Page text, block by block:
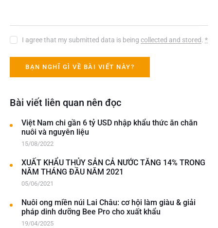
I agree that my submitted data is beingcollected and stored.*
Bài viết liên quan nên đọc
Việt Nam chi gần 6 tỷ USD nhập khẩu thức ăn chăn
nuôi và nguyên liệu
15/08/2022
XUẤT KHẨU THỦY SẢN CẢ NƯỚC TĂNG 14% TRONG
NĂM THÁNG ĐẦU NĂM 2021
05/06/2021
Nuôi ong miền núi Lai Châu: cơ hội làm giàu & giải
pháp dinh dưỡng Bee Pro cho xuất khẩu
19/04/2025